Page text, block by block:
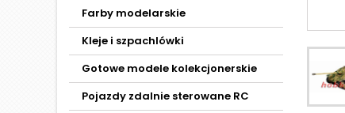
Farby modelarskie
Kleje i szpachlówki
Gotowe modele kolekcjonerskie
Pojazdy zdalnie sterowane RC